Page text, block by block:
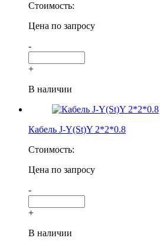
Стоимость:
Цена по запросу
-
+
В наличии
Кабель J-Y(St)Y 2*2*0.8
Стоимость:
Цена по запросу
-
+
В наличии